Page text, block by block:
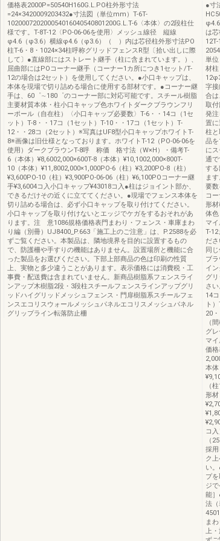
価格表2000P=50540H160G.L.PO柱外形寸法
=24×3420009203432●寸法図（単位mm）T-6T-
102000720200054016040540801200G.L.T-6〈本体〉の2段柱仕
様です。T-8T-12〈PO-06-06を使用〉メッシュ線径 縦線
φ4.6（φ3.6）横線φ4.6（φ3.6）（ ）内は芯径柱外形寸法PO
柱T-6・8・1024×34柱呼称グリッドフェンスR型〔拾い出しに際
して〕●直線部にはストレート継手（柱に含まれています。）、
屈曲部にはPOコーナー継手（コーナー1カ所につき1セット/T-
12の場合は2セット）を使用してください。●小口キャップは、
本体を現場で切り詰める場合に使用する部材です。●コーナー継
手は、60゜∼180゜のコーナー部に対応可能です。スチール樹脂
主要材質本体・柱小口キャップ色ホワイトダークブラウンフリ
ーポール（自在柱）〈小口キャップ必要数〉T-6・・14コ（1セ
ット）T-8・・17コ（1セット）T-10・・17コ（1セット）T-
12・・28コ（2セット）※写真はUF8型小口キャップホワイトT-
8※画像は旧仕様となっております。ホワイトT-12（PO-06-06を
使用）ダークブラウンT-8呼 称価 格寸法（W×H）・備考T-
6（本体）¥8,6002,000×600T-8（本体）¥10,1002,000×800T-
10（本体）¥11,8002,000×1,000PO-6（柱）¥3,200PO-8（柱）
¥3,600PO-10（柱）¥3,900PO-06-06（柱）¥6,100POコーナー継
手¥3,6004コ入小口キャップ¥43018コ入●柱はジョイント部か、
できるだけその近くに立ててください。●現場でフェンス本体を
切り詰める場合は、必ず小口キャップを取り付けてください。
小口キャップを取り付けないとエッジでケガをするおそれがあ
ります。注 意1086規格価格表門まわり・フェンス・車庫まわ
り編（別冊）UJ8400_P.663「施工上のご注意」は、P.2588を必
ずご覧ください。本製品は、隣地境界を目的に設置するもの
で、防護柵や手すりの機能はありません。設置場所と機能に合
った製品をお選びください。下部上部商品の色は印刷の性質
上、実物と多少違うことがあります。表示価格には消費税・工
事費・配送費は含まれていません。新商品樹脂系フェンスライ
ンアップ木樹脂2段・3段柱スチールフェンスラインアップグリ
ッドハイグリッドメッシュフェンス・門扉樹脂系スチールフェ
ンスエコリスウォールメッシュパネルエコリスメッシュパネル
グリップライン転落防止柵
●寸
は
12T-
単
材柱
字
合
取
発
置
柱
品を
に
通
す
ま
要
コ
形
体色
マ
T-
だ
同
ブ
イ
グ
さ
14
ト
20
（
グ
マ
価格
本体
（
形材
コ
（
採用
ク
い
プ
ジ
能
法
ま
上・